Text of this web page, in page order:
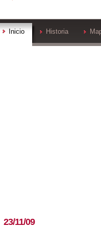
Inicio Historia
23/11/09